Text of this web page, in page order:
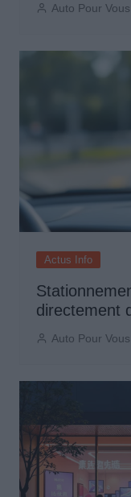
Auto Pour Vous
Actus Info
directement
Auto Pour Vous